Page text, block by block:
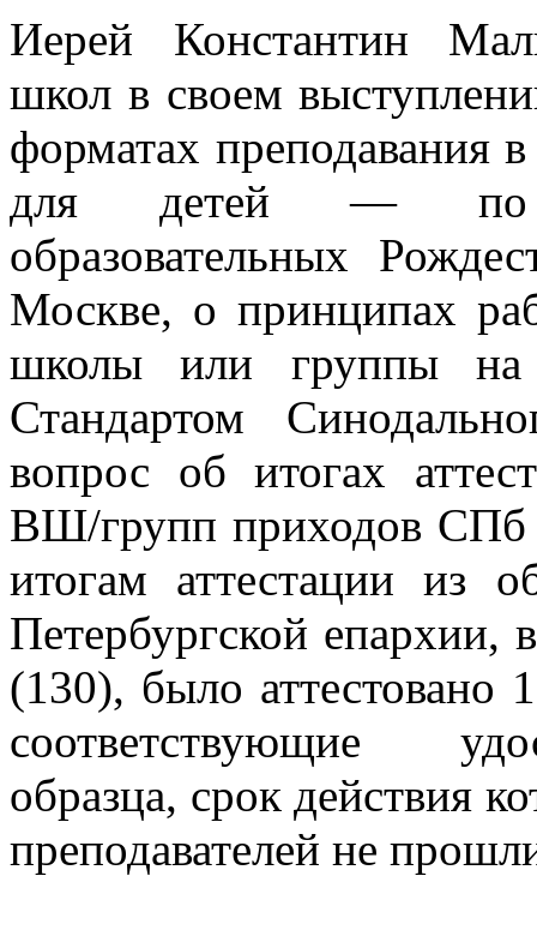
Иерей Константин
школ в своем
форматах преподавания
для детей — по
образовательных
Москве, о принципах
школы или группы на
Стандартом
вопрос об итогах
ВШ/групп приходов СПб
итогам аттестации из
Петербургской
(130), было аттестовано
соответствующие
образца, срок действия
преподавателей не